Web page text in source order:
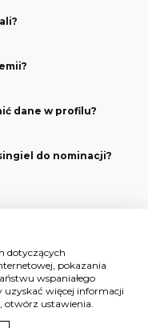
dane w profilu?
do nominacji?
dotyczących
pokazania
wspaniałego
uzyskać więcej informacji
otwórz ustawienia.